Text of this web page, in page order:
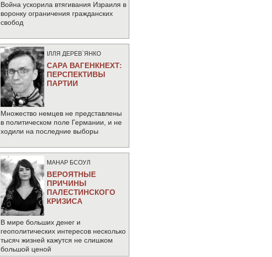
Война ускорила втягивания Израиля в
воронку ограничения гражданских
свобод
IЛЛЯ ДЕРЕВ`ЯНКО
САРА ВАГЕНКНЕХТ:
ПЕРСПЕКТИВЫ
ПАРТИИ
Множество немцев не представлены
в политическом поле Германии, и не
ходили на последние выборы
МАНАР БСОУЛ
ВЕРОЯТНЫЕ
ПРИЧИНЫ
ПАЛЕСТИНСКОГО
КРИЗИСА
В мире больших денег и
геополитических интересов несколько
тысяч жизней кажутся не слишком
большой ценой